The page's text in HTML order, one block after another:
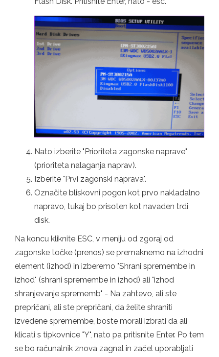
Nato izberite "Prioriteta zagonske naprave"
(prioriteta nalaganja naprav).
Izberite "Prvi zagonski naprava".
Označite bliskovni pogon kot prvo nakladalno
napravo, tukaj bo prisoten kot navaden trdi
disk.
Na koncu kliknite ESC, v meniju od zgoraj od
zagonske točke (prenos) se premaknemo na izhodni
element (izhod) in izberemo "Shrani spremembe in
izhod" (shrani spremembe in izhod) ali "izhod
shranjevanje sprememb" - Na zahtevo, ali ste
prepričani, ali ste prepričani, da želite shraniti
izvedene spremembe, boste morali izbrati da ali
klicati s tipkovnice "Y", nato pa pritisnite Enter. Po tem
se bo računalnik znova zagnal in začel uporabljati